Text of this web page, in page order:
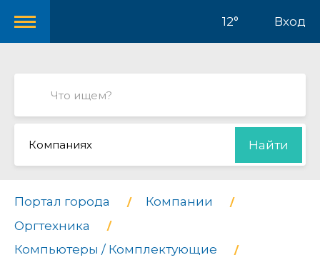
12° Вход
Компаниях Найти
Портал города
Компании
Оргтехника
Компьютеры / Комплектующие